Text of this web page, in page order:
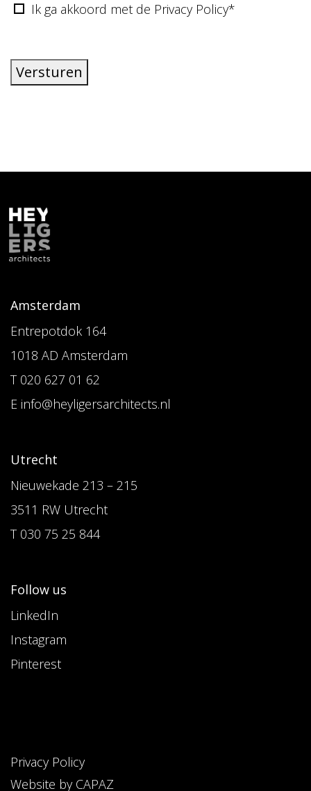
Ik ga akkoord met de Privacy Policy*
Versturen
Amsterdam
Entrepotdok 164
1018 AD Amsterdam
T 020 627 01 62
E info@heyligersarchitects.nl
Utrecht
Nieuwekade 213 – 215
3511 RW Utrecht
T 030 75 25 844
Follow us
LinkedIn
Instagram
Pinterest
Privacy Policy
Website by CAPAZ